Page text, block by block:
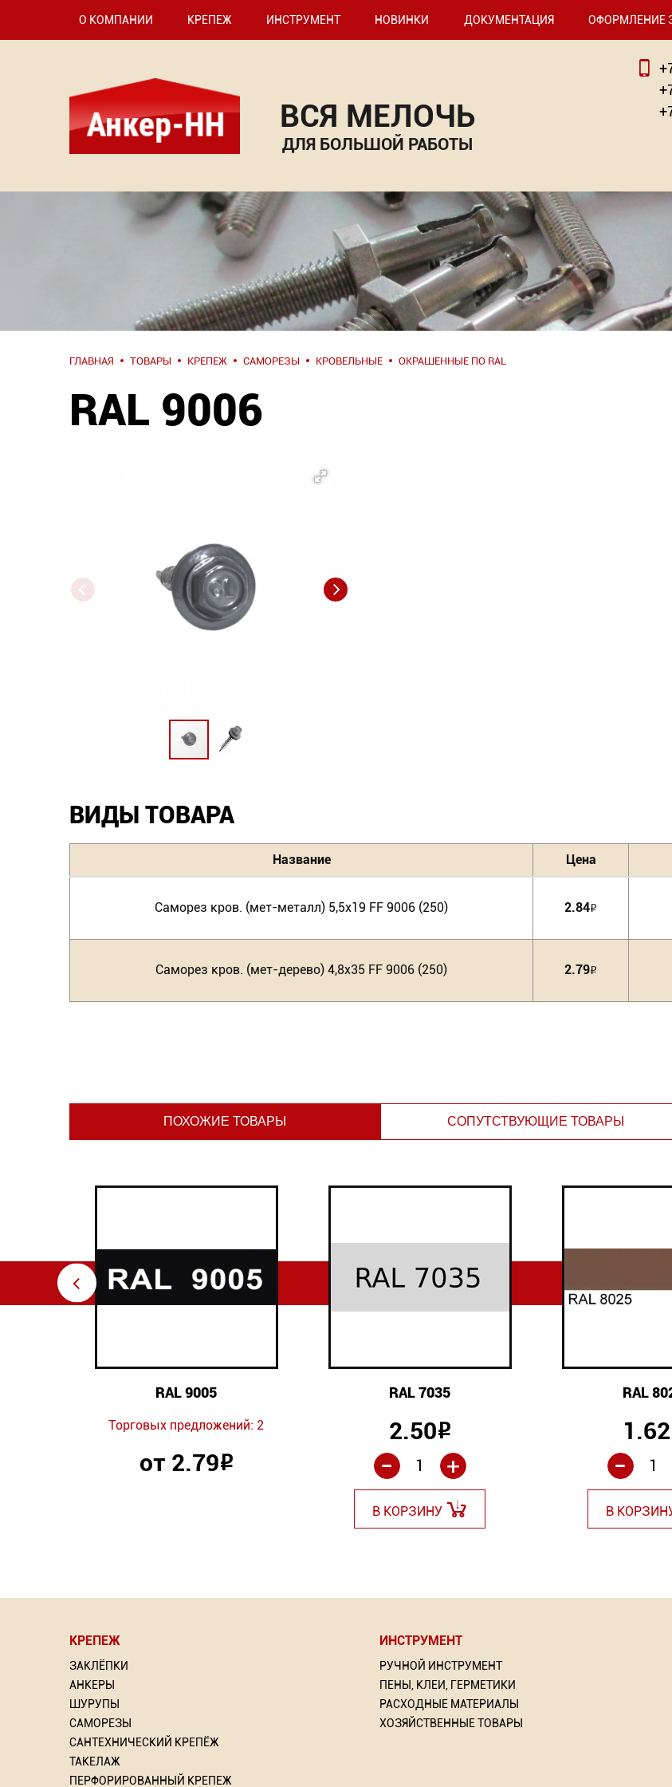
О КОМПАНИИ КРЕПЕЖ ИНСТРУМЕНТ НОВИНКИ ДОКУМЕНТАЦИЯ ОФОРМЛЕНИЕ
ВСЯ МЕЛОЧЬ
ДЛЯ БОЛЬШОЙ РАБОТЫ
ГЛАВНАЯ ТОВАРЫ КРЕПЕЖ САМОРЕЗЫ КРОВЕЛЬНЫЕ ОКРАШЕННЫЕ ПО RAL
RAL 9006
ВИДЫ ТОВАРА
Название Цена
Саморез кров. (мет-металл) 5,5х19 FF 9006 (250) 2.84Р
Саморез кров. (мет-дерево) 4,8х35 FF 9006 (250) 2.79Р
ПОХОЖИЕ ТОВАРЫ
⇦
RAL 9005
Торговых предложений: 2
от 2.79Р
RAL 7035
2.50Р
+
-
В КОРЗИНУ
RAL
1.62
-
В
СОПУТСТВУЮЩИЕ ТОВАРЫ
Насадка для МФИ ЗУБР
DIAMOND керамика, мрамор,
Нить крученая
КРЕПЕЖ
ЗАКЛЁПКИ
АНКЕРЫ
ШУРУПЫ
САМОРЕЗЫ
САНТЕХНИЧЕСКИЙ КРЕПЁЖ
ТАКЕЛАЖ
ПЕРФОРИРОВАННЫЙ КРЕПЕЖ
ИНСТРУМЕНТ
РУЧНОЙ ИНСТРУМЕНТ
ПЕНЫ, КЛЕИ, ГЕРМЕТИКИ
РАСХОДНЫЕ МАТЕРИАЛЫ
ХОЗЯЙСТВЕННЫЕ ТОВАРЫ